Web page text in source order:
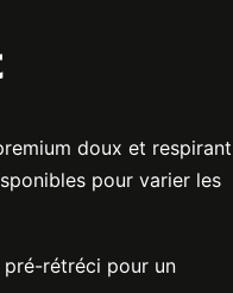
doux et
pour varier les
pré-rétréci pour un